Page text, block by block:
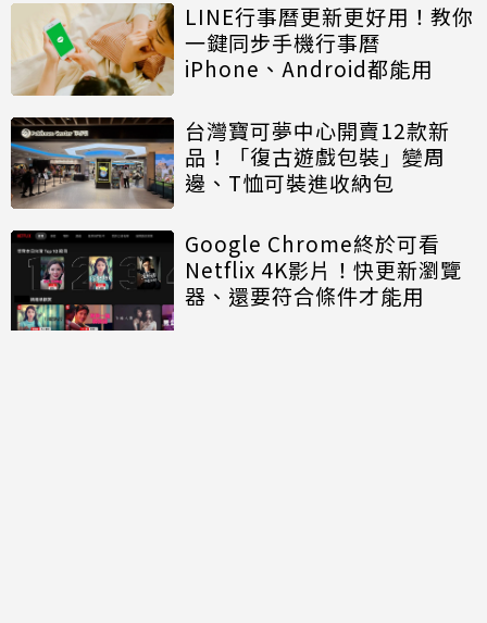
LINE行事曆更新更好用！教你
一鍵同步手機行事曆
iPhone、Android都能用
台灣寶可夢中心開賣12款新
品！「復古遊戲包裝」變周
邊、T恤可裝進收納包
Google Chrome終於可看
Netflix 4K影片！快更新瀏覽
器、還要符合條件才能用